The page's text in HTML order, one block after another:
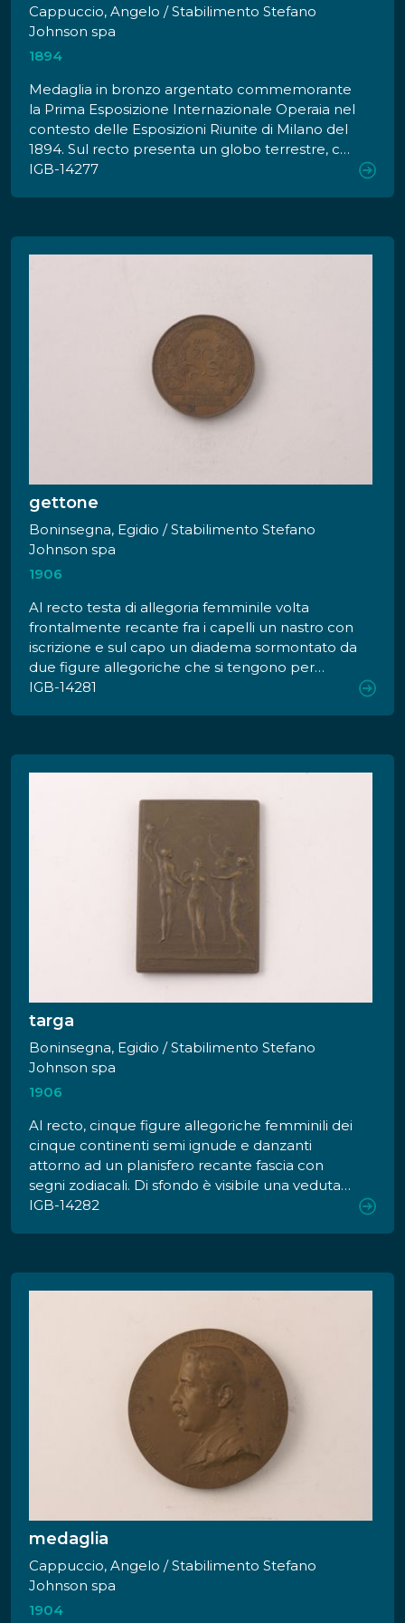
Cappuccio, Angelo / Stabilimento Stefano
Johnson spa
1894
Medaglia in bronzo argentato commemorante
la Prima Esposizione Internazionale Operaia nel
contesto delle Esposizioni Riunite di Milano del
1894. Sul recto presenta un globo terrestre, con
stella raggiante sulla città di Milano, con quattro
IGB-14277
gettone
Boninsegna, Egidio / Stabilimento Stefano
Johnson spa
1906
Al recto testa di allegoria femminile volta
frontalmente recante fra i capelli un nastro con
iscrizione e sul capo un diadema sormontato da
due figure allegoriche che si tengono per
mano, verosimilmente le personificazioni della
convertibilità del gettone.
IGB-14281
targa
Boninsegna, Egidio / Stabilimento Stefano
Johnson spa
1906
Al recto, cinque figure allegoriche femminili dei
cinque continenti semi ignude e danzanti
attorno ad un planisfero recante fascia con
segni zodiacali. Di sfondo è visibile una veduta
dei padiglioni dell'Esposizione. Al verso, sulla
ignuda e genuflessa nell'atto di porgere una
rosa. In basso è visibile l'ingresso della Galleria
del Sempione. In alto, rispettivamente a sinistra
e a destra, stemma svizzero con croce greca e
stemma sabaudo del Regno d'Italia.
IGB-14282
medaglia
Cappuccio, Angelo / Stabilimento Stefano
Johnson spa
1904